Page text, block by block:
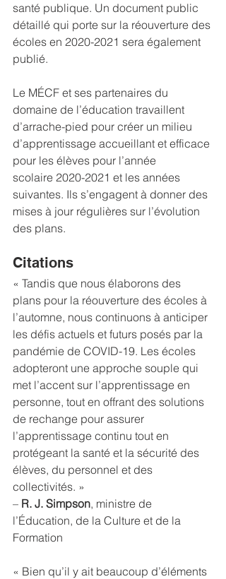
santé publique. Un document public
détaillé qui porte sur la réouverture des
écoles en 2020-2021 sera également
publié.
Le MÉCF et ses partenaires du
domaine de l’éducation travaillent
d’arrache-pied pour créer un milieu
d’apprentissage accueillant et efficace
pour les élèves pour l’année
scolaire 2020-2021 et les années
suivantes. Ils s’engagent à donner des
mises à jour régulières sur l’évolution
des plans.
Citations
« Tandis que nous élaborons des
plans pour la réouverture des écoles à
l’automne, nous continuons à anticiper
les défis actuels et futurs posés par la
pandémie de COVID-19. Les écoles
adopteront une approche souple qui
met l’accent sur l’apprentissage en
personne, tout en offrant des solutions
de rechange pour assurer
l’apprentissage continu tout en
protégeant la santé et la sécurité des
élèves, du personnel et des
collectivités. »
– R. J. Simpson, ministre de
l’Éducation, de la Culture et de la
Formation
« Bien qu’il y ait beaucoup d’éléments